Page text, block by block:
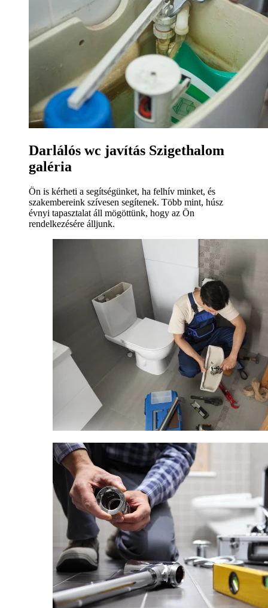
Darlálós wc javítás Szigethalom
galéria
Ön is kérheti a segítségünket, ha felhív minket, és
szakembereink szívesen segítenek. Több mint, húsz
évnyi tapasztalat áll mögöttünk, hogy az Ön
rendelkezésére álljunk.